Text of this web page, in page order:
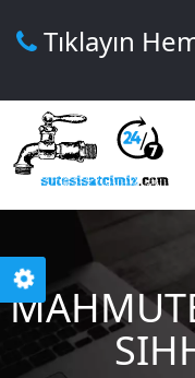
Tıklayın